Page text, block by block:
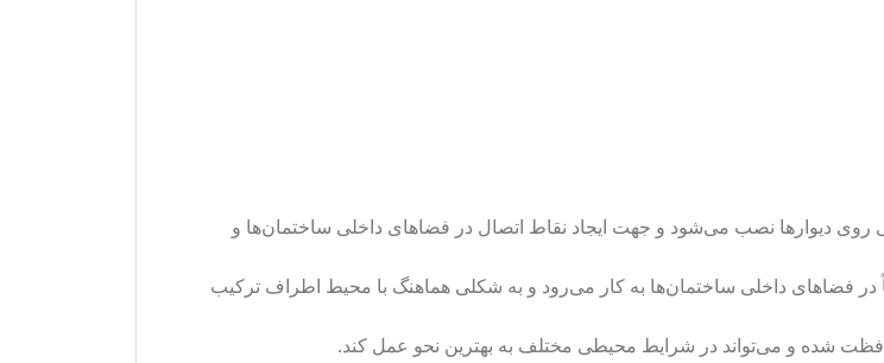
دیوارها نصب می‌شود و جهت ایجاد نقاط اتصال در فضاهای داخلی ساختمان‌ها و
فضاهای داخلی ساختمان‌ها به کار می‌رود و به شکلی هماهنگ با محیط اطراف ترکیب